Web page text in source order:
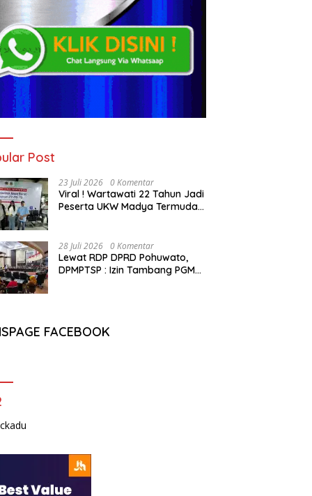
Post
23 Juli 2026 0 Komentar
Viral ! Wartawati 22 Tahun Jadi
Peserta UKW Madya Termuda
28 Juli 2026 0 Komentar
Lewat RDP DPRD Pohuwato,
DPMPTSP : Izin Tambang PGM
FACEBOOK